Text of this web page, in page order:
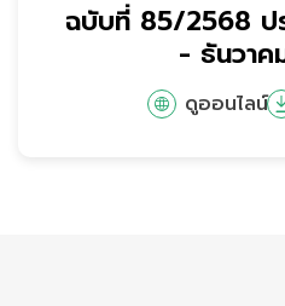
ฉบับที่ 85/2568 ป
- ธันวาค
ดูออนไลน์